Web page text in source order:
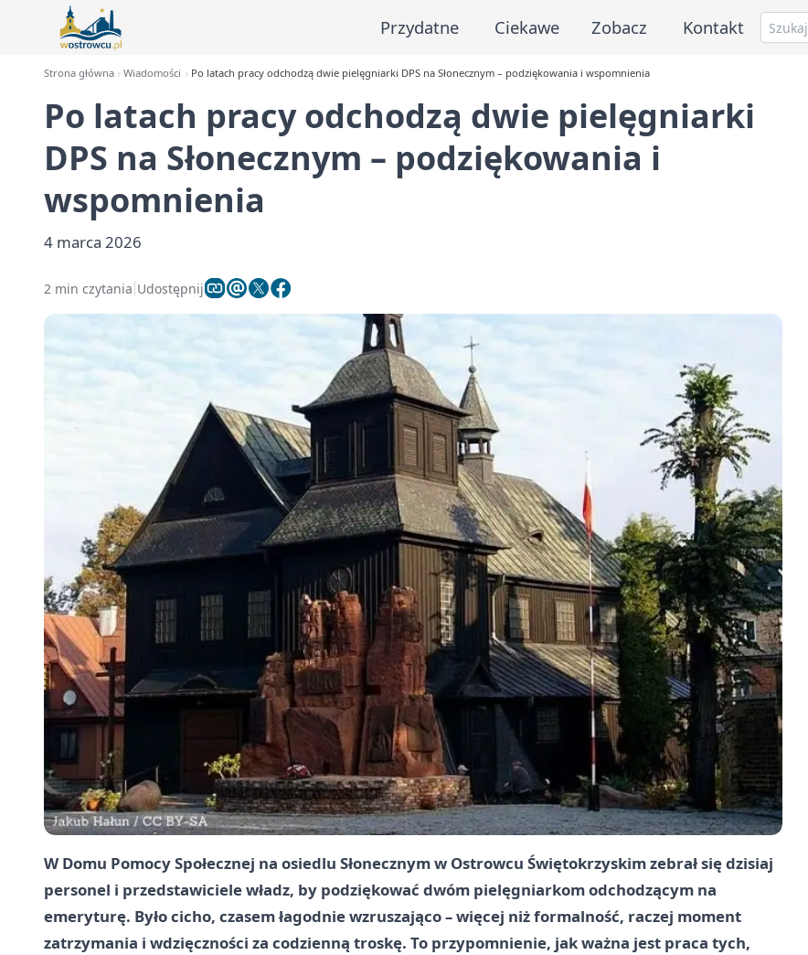
Przydatne Ciekawe Zobacz Kontakt
Strona główna Wiadomości Po latach pracy odchodzą dwie pielęgniarki DPS na Słonecznym – podziękowania i wspomnienia
Po latach pracy odchodzą dwie pielęgniarki
DPS na Słonecznym – podziękowania i
wspomnienia
4 marca 2026
2 min czytania Udostępnij
W Domu Pomocy Społecznej na osiedlu Słonecznym w Ostrowcu Świętokrzyskim zebrał się dzisiaj
personel i przedstawiciele władz, by podziękować dwóm pielęgniarkom odchodzącym na
emeryturę. Było cicho, czasem łagodnie wzruszająco – więcej niż formalność, raczej moment
zatrzymania i wdzięczności za codzienną troskę. To przypomnienie, jak ważna jest praca tych,